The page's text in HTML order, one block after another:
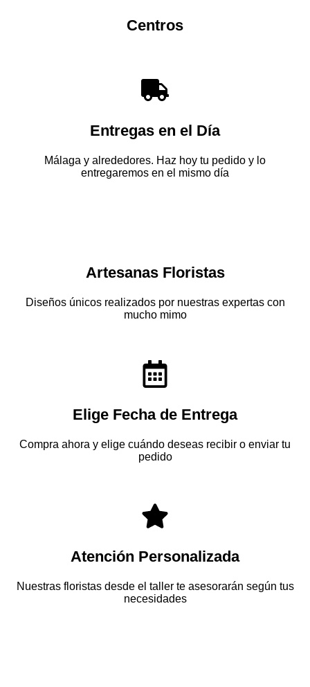
Centros
Entregas en el Día
Málaga y alrededores. Haz hoy tu pedido y lo
entregaremos en el mismo día
Artesanas Floristas
Diseños únicos realizados por nuestras expertas con
mucho mimo
Elige Fecha de Entrega
Compra ahora y elige cuándo deseas recibir o enviar tu
pedido
Atención Personalizada
Nuestras floristas desde el taller te asesorarán según tus
necesidades